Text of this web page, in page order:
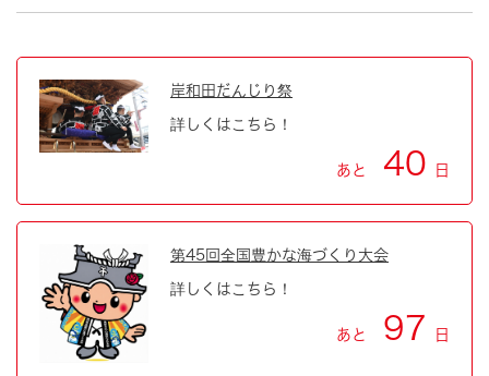
岸和田だんじり祭
詳しくはこちら！
あと 40 日
第45回全国豊かな海づくり大会
詳しくはこちら！
あと 97 日